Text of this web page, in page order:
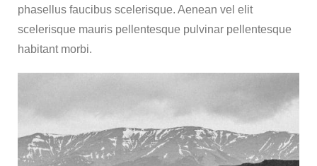
phasellus faucibus scelerisque. Aenean vel elit
scelerisque mauris pellentesque pulvinar pellentesque
habitant morbi.